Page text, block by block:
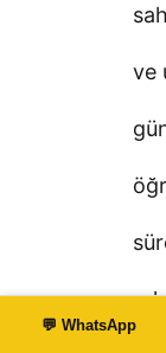
ve
💬 WhatsApp